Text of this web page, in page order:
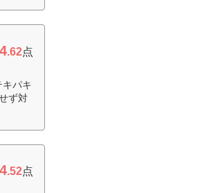
.62点
パキ
ず対
.52点